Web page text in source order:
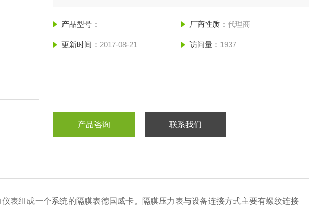
产品型号： 厂商性质： 代理商
更新时间： 2017-08-21 访问量： 1937
产品咨询 联系我们
表组成一个系统的隔膜表德国威卡。隔膜压力表与设备连接方式主要有螺纹连接